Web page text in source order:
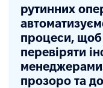
рутинних
процеси, щоб
перевіряти
прозоро та